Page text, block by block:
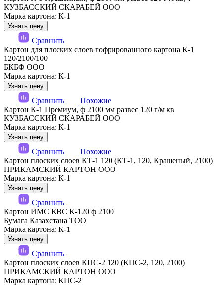
КУЗБАССКИЙ СКАРАБЕЙ ООО
Марка картона: К-1
Узнать цену
Сравнить
Картон для плоских слоев гофрированного картона К-1
120/2100/100
БКБФ ООО
Марка картона: К-1
Узнать цену
Сравнить
Похожие
Картон К-1 Премиум, ф 2100 мм развес 120 г/м кв
КУЗБАССКИЙ СКАРАБЕЙ ООО
Марка картона: К-1
Узнать цену
Сравнить
Похожие
Картон плоских слоев КТ-1 120 (КТ-1, 120, Крашеный, 2100)
ПРИКАМСКИЙ КАРТОН ООО
Марка картона: К-1
Узнать цену
Сравнить
Картон ИМС КВС К-120 ф 2100
Бумага Казахстана ТОО
Марка картона: К-1
Узнать цену
Сравнить
Картон плоских слоев КПС-2 120 (КПС-2, 120, 2100)
ПРИКАМСКИЙ КАРТОН ООО
Марка картона: КПС-2